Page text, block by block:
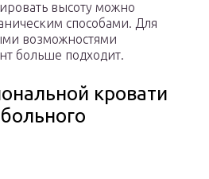
высоту можно
способами. Для
возможностями
больше подходит.
кровати